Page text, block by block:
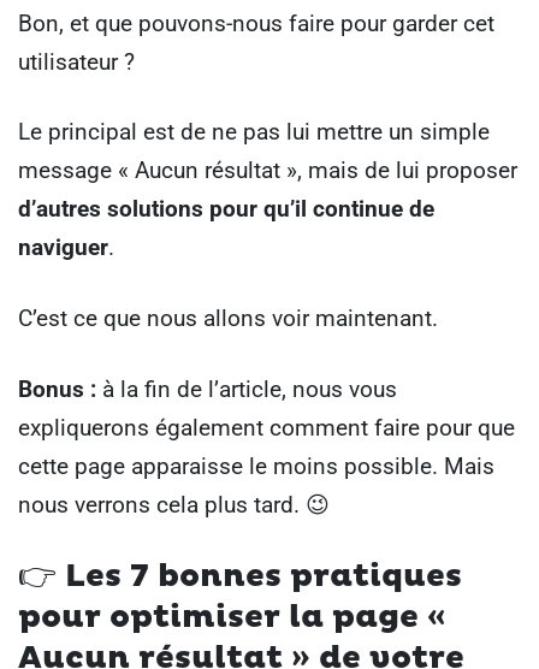
Bon, et que pouvons-nous faire pour garder cet
utilisateur ?
Le principal est de ne pas lui mettre un simple
message « Aucun résultat », mais de lui proposer
d’autres solutions pour qu’il continue de
naviguer.
C’est ce que nous allons voir maintenant.
Bonus : à la fin de l’article, nous vous
expliquerons également comment faire pour que
cette page apparaisse le moins possible. Mais
nous verrons cela plus tard. 😉
👉 Les 7 bonnes pratiques
pour optimiser la page «
Aucun résultat » de votre